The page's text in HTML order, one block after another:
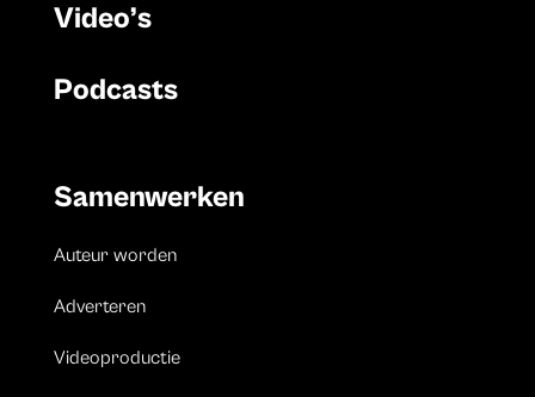
Video’s
Podcasts
Samenwerken
Auteur worden
Adverteren
Videoproductie